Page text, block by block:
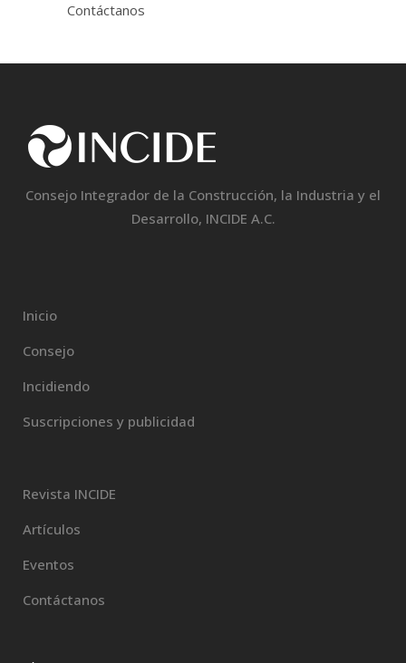
Contáctanos
Consejo Integrador de la Construcción, la Industria y el
Desarrollo, INCIDE A.C.
Inicio
Consejo
Incidiendo
Suscripciones y publicidad
Revista INCIDE
Artículos
Eventos
Contáctanos